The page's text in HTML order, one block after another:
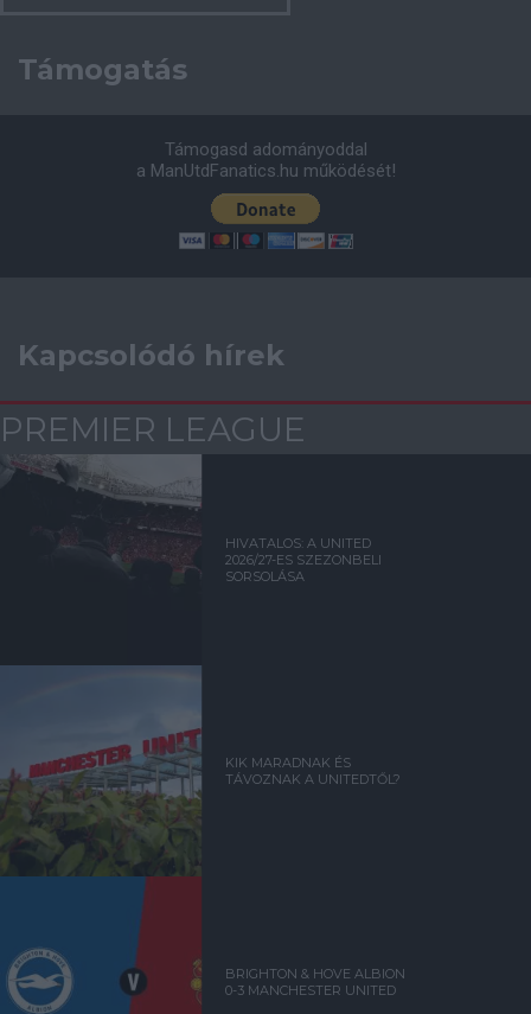
Támogatás
Támogasd adományoddal
a ManUtdFanatics.hu működését!
Kapcsolódó hírek
PREMIER LEAGUE
HIVATALOS: A UNITED
2026/27-ES SZEZONBELI
SORSOLÁSA
KIK MARADNAK ÉS
TÁVOZNAK A UNITEDTŐL?
BRIGHTON & HOVE ALBION
0-3 MANCHESTER UNITED